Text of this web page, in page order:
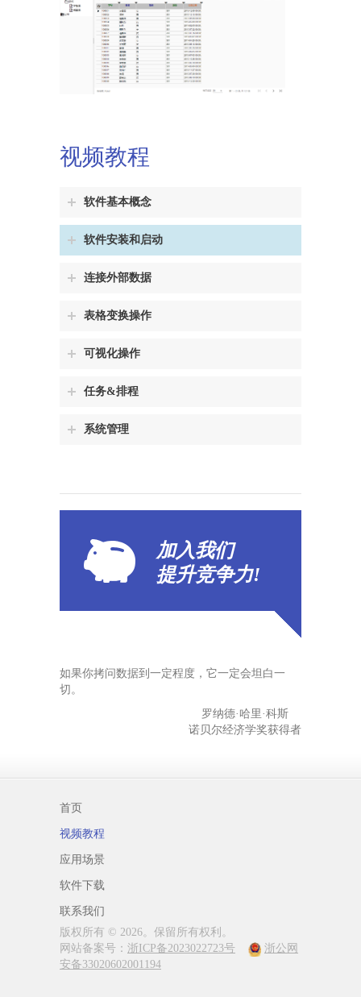
视频教程
软件基本概念
软件安装和启动
连接外部数据
表格变换操作
可视化操作
任务&排程
系统管理
加入我们
提升竞争力!
如果你拷问数据到一定程度，它一定会坦白一
切。
罗纳德·哈里·科斯
诺贝尔经济学奖获得者
首页
视频教程
应用场景
软件下载
联系我们
版权所有 © 2026。保留所有权利。
网站备案号： 浙ICP备2023022723号
浙公网
安备33020602001194